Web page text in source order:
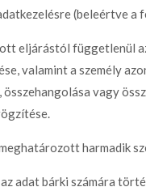
(beleértve
eljárástól függetlenül
valamint a személy
vagy
harmadik
adat bárki számára